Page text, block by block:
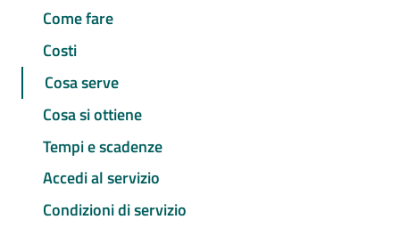
Come fare
Costi
Cosa serve
Cosa si ottiene
Tempi e scadenze
Accedi al servizio
Condizioni di servizio